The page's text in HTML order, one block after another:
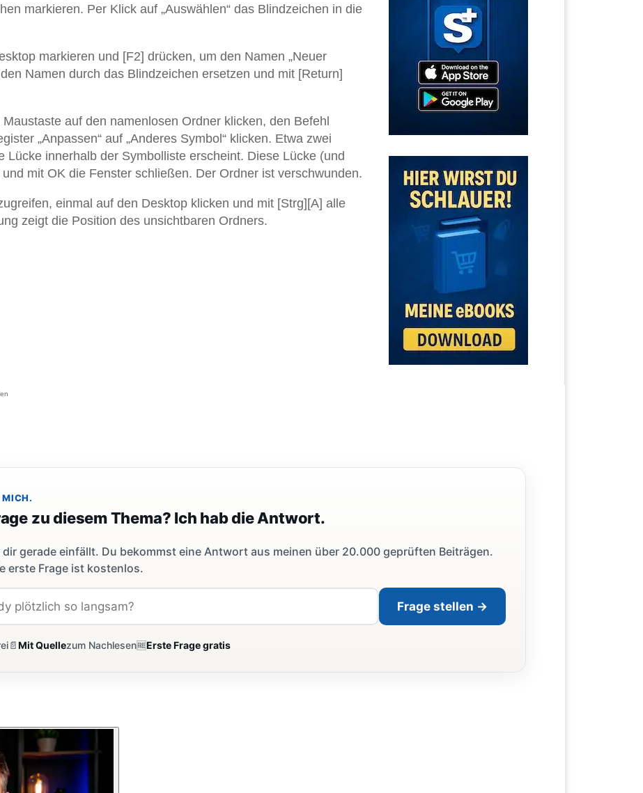
markieren. Per Klick auf „Auswählen“ das Blindzeichen in die
markieren und [F2] drücken, um den Namen „Neuer
Namen durch das Blindzeichen ersetzen und mit [Return]
auf den namenlosen Ordner klicken, den Befehl
„Anpassen“ auf „Anderes Symbol“ klicken. Etwa zwei
Lücke innerhalb der Symbolliste erscheint. Diese Lücke (und
mit OK die Fenster schließen. Der Ordner ist verschwunden.
einmal auf den Desktop klicken und mit [Strg][A] alle
zeigt die Position des unsichtbaren Ordners.
MICH.
zu diesem Thema? Ich hab die Antwort.
gerade einfällt. Du bekommst eine Antwort aus meinen über 20.000 geprüften Beiträgen.
erste Frage ist kostenlos.
Frage stellen →
📄Mit Quellezum Nachlesen🆓Erste Frage gratis